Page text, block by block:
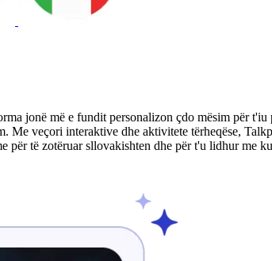
jonë më e fundit personalizon çdo mësim për
veçori interaktive dhe aktivitete tërheqëse,
për të zotëruar sllovakishten dhe për t'u lidhur me